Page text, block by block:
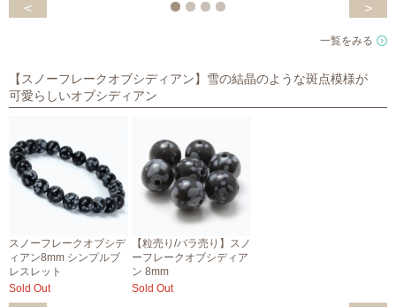
< >
一覧をみる
【スノーフレークオブシディアン】雪の結晶のような斑点模様が
可愛らしいオブシディアン
スノーフレークオブシデ
ィアン8mm シンプルブ
レスレット
Sold Out
【粒売り/バラ売り】スノ
ーフレークオブシディア
ン 8mm
Sold Out